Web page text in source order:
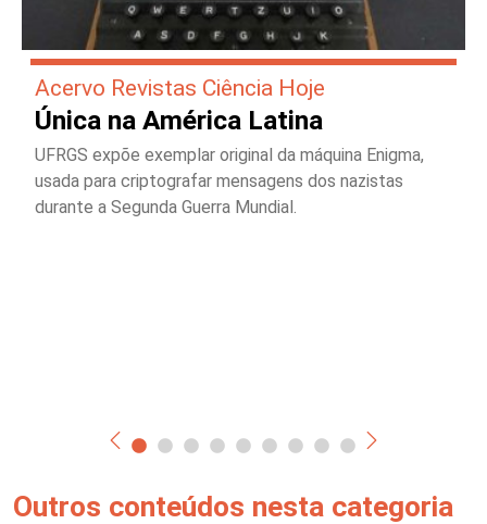
Acervo Revistas Ciência Hoje
Única na América Latina
UFRGS expõe exemplar original da máquina Enigma,
usada para criptografar mensagens dos nazistas
durante a Segunda Guerra Mundial.
Outros conteúdos nesta categoria